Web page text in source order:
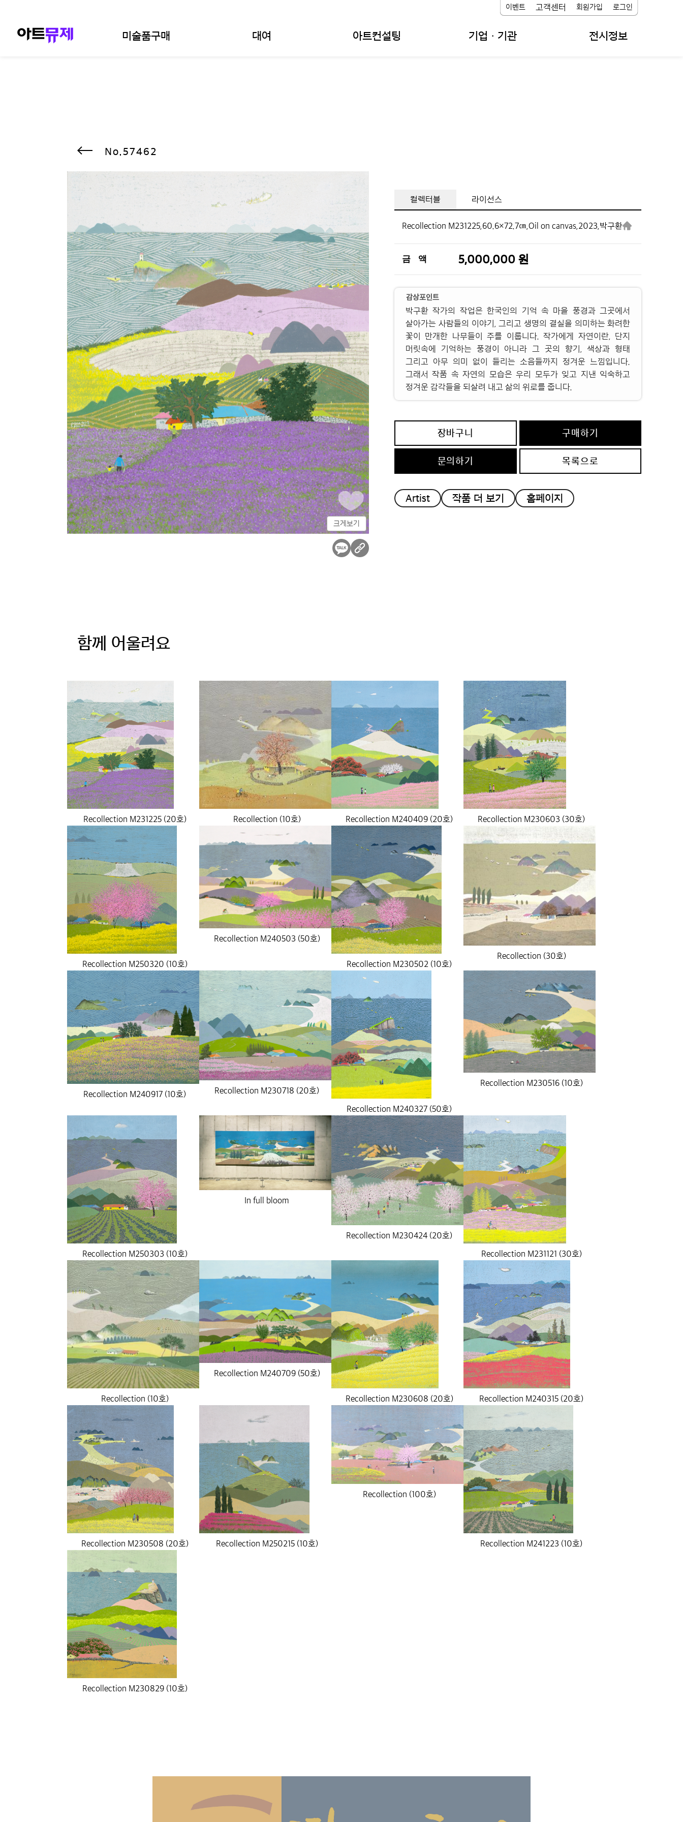
미술품구매 대여 아트컨설팅 기업ㆍ기관 전시정보
이벤트 고객센터 회원가입 로그인
57462
크게보기
컬렉터블 라이선스
Recollection M231225, 60.6×72.7㎝,Oil on canvas, 2023, 박구환
금 액 5,000,000 원
감상포인트
박구환 작가의 작업은 한국인의 기억 속 마을 풍경과 그곳에서
살아가는 사람들의 이야기, 그리고 생명의 결실을 의미하는 화려한
꽃이 만개한 나무들이 주를 이룹니다. 작가에게 자연이란, 단지
머릿속에 기억하는 풍경이 아니라 그 곳의 향기, 색상과 형태
그리고 아무 의미 없이 들리는 소음들까지 정겨운 느낌입니다.
그래서 작품 속 자연의 모습은 우리 모두가 잊고 지낸 익숙하고
정겨운 감각들을 되살려 내고 삶의 위로를 줍니다.
장바구니 구매하기
문의하기 목록으로
Artist 작품 더 보기 홈페이지
함께 어울려요
Recollection M231225 (20호) Recollection (10호) Recollection M240409 (20호) Recollection M230603 (30호)
Recollection M250320 (10호)
Recollection M240503 (50호)
Recollection M230502 (10호)
Recollection (30호)
Recollection M240917 (10호) Recollection M230718 (20호)
Recollection M240327 (50호)
Recollection M230516 (10호)
Recollection M250303 (10호)
In full bloom
Recollection M230424 (20호)
Recollection M231121 (30호)
Recollection (10호)
Recollection M240709 (50호)
Recollection M230608 (20호) Recollection M240315 (20호)
Recollection M230508 (20호) Recollection M250215 (10호)
Recollection (100호)
Recollection M241223 (10호)
Recollection M230829 (10호)